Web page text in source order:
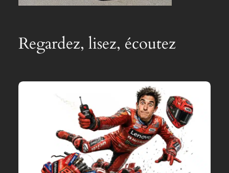
Regardez, lisez, écoutez